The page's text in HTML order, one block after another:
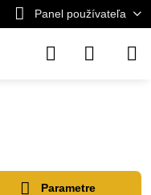
Panel používateľa
Parametre